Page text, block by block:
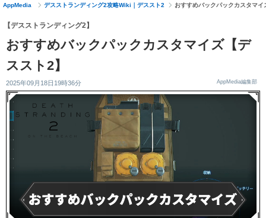
AppMedia デスストランディング2攻略Wiki｜デススト2 おすすめバックパックカスタマイ
【デスストランディング2】
おすすめバックパックカスタマイズ【デ
ススト2】
2025年09月18日19時36分 AppMedia編集部